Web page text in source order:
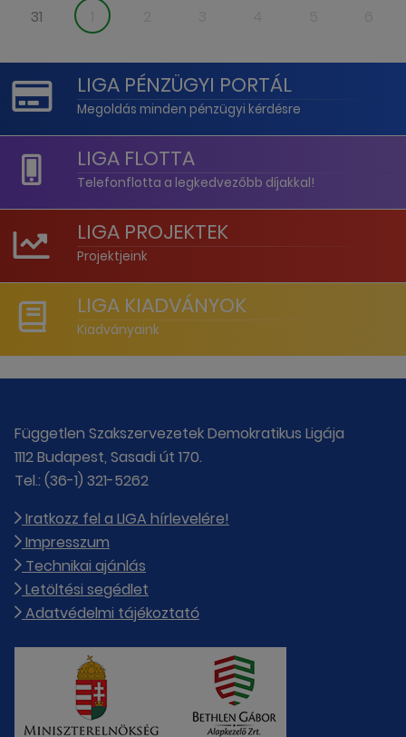
31
LIGA PÉNZÜGYI PORTÁL
Megoldás minden pénzügyi kérdésre
LIGA FLOTTA
Telefonflotta a legkedvezőbb díjakkal!
LIGA PROJEKTEK
Projektjeink
LIGA KIADVÁNYOK
Kiadványaink
Független Szakszervezetek Demokratikus Ligája
1112 Budapest, Sasadi út 170.
Tel.: (36-1) 321-5262
Iratkozz fel a LIGA hírlevelére!
Impresszum
Technikai ajánlás
Letöltési segédlet
Adatvédelmi tájékoztató